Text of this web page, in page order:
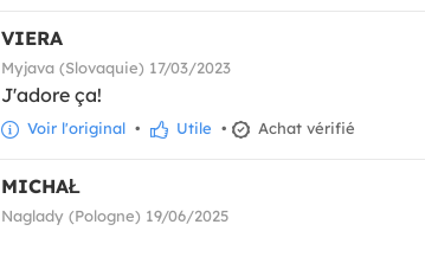
VIERA
Myjava (Slovaquie) 17/03/2023
J'adore ça!
Voir l'original • Utile • Achat vérifié
MICHAŁ
Naglady (Pologne) 19/06/2025